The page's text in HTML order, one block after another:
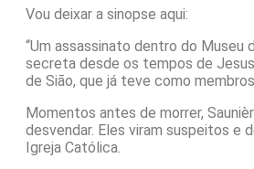
Vou deixar a sinopse aqui:
“Um assassinato dentro do Museu
secreta desde os tempos de
de Sião, que já teve como
Momentos antes de morrer,
desvendar. Eles viram suspeitos e
Igreja Católica.